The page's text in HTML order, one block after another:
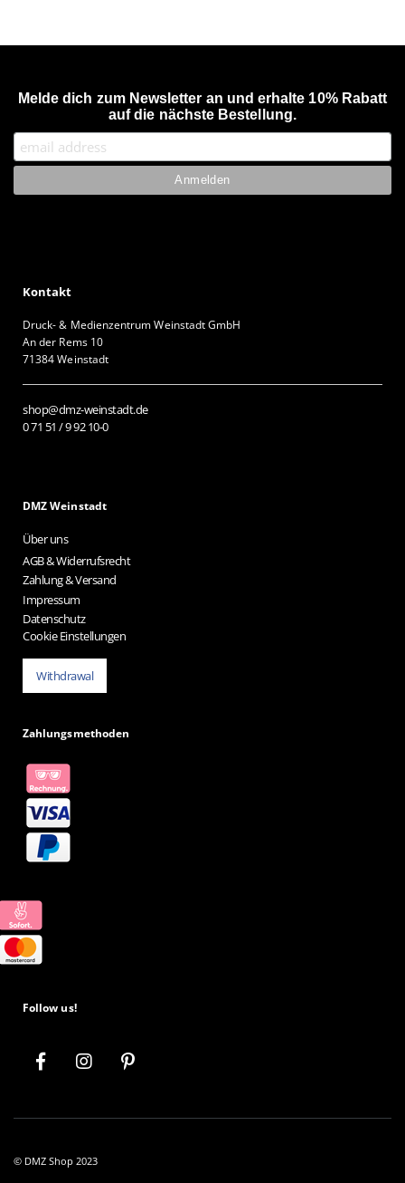
Melde dich zum Newsletter an und erhalte 10% Rabatt
auf die nächste Bestellung.
Kontakt
Druck- & Medienzentrum Weinstadt GmbH
An der Rems 10
71384 Weinstadt
shop@dmz-weinstadt.de
0 71 51 / 9 92 10-0
DMZ Weinstadt
Über uns
AGB & Widerrufsrecht
Zahlung & Versand
Impressum
Datenschutz
Cookie Einstellungen
Withdrawal
Zahlungsmethoden
Follow us!
© DMZ Shop 2023